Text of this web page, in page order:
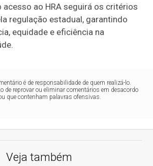
acesso ao HRA seguirá os critérios
regulação estadual, garantindo
equidade e eficiência na
é de responsabilidade de quem realizá-lo.
de reprovar ou eliminar comentários em desacordo
que contenham palavras ofensivas.
Veja também